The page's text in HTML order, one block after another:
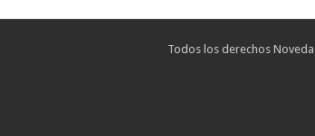
Todos los derechos